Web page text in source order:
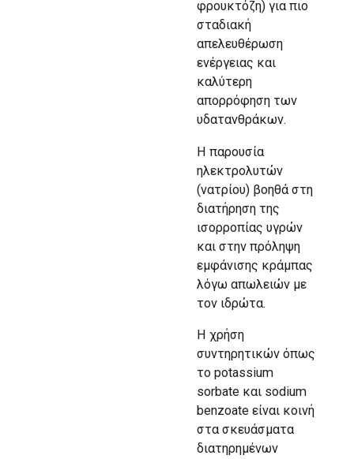
φρουκτόζη) για πιο
σταδιακή
απελευθέρωση
ενέργειας και
καλύτερη
απορρόφηση των
υδατανθράκων.
Η παρουσία
ηλεκτρολυτών
(νατρίου) βοηθά στη
διατήρηση της
ισορροπίας υγρών
και στην πρόληψη
εμφάνισης κράμπας
λόγω απωλειών με
τον ιδρώτα.
Η χρήση
συντηρητικών όπως
το potassium
sorbate και sodium
benzoate είναι κοινή
στα σκευάσματα
διατηρημένων